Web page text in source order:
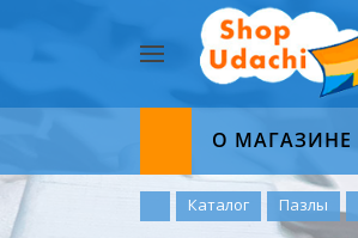
Найти
О МАГАЗИНЕ
Каталог Пазлы